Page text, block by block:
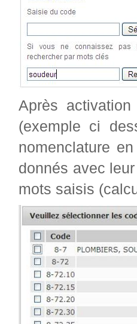
Après
(exemple ci
nomenclature
donnés avec
mots saisis